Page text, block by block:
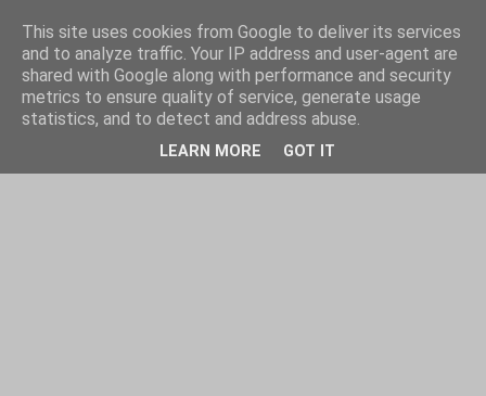
This site uses cookies from Google to deliver its services
and to analyze traffic. Your IP address and user-agent are
shared with Google along with performance and security
metrics to ensure quality of service, generate usage
statistics, and to detect and address abuse.
LEARN MORE GOT IT